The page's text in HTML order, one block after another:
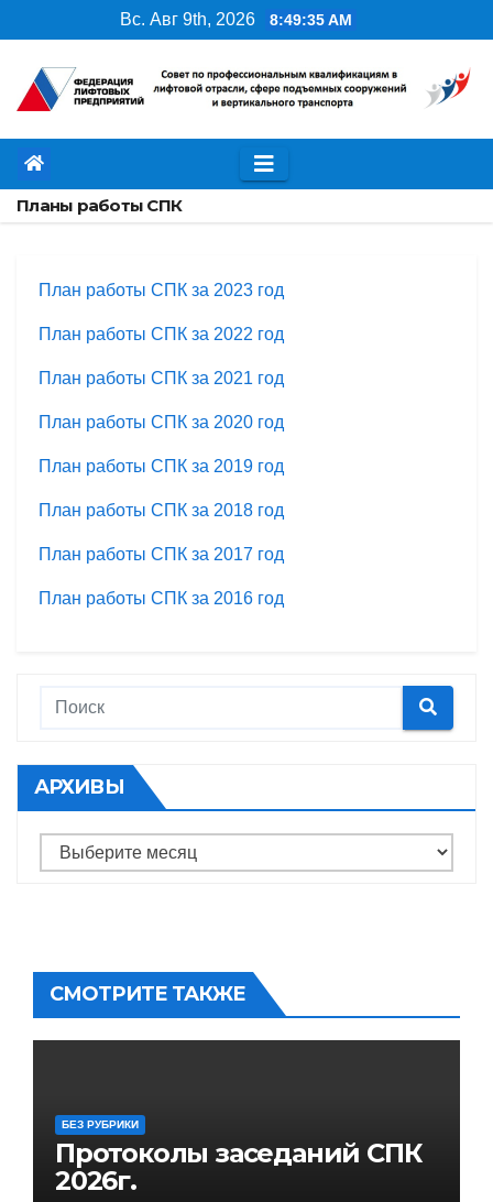
содержимому
Вс. Авг 9th, 2026 8:49:35 AM
Планы работы СПК
План работы СПК за 2023 год
План работы СПК за 2022 год
План работы СПК за 2021 год
План работы СПК за 2020 год
План работы СПК за 2019 год
План работы СПК за 2018 год
План работы СПК за 2017 год
План работы СПК за 2016 год
АРХИВЫ
Архивы
СМОТРИТЕ ТАКЖЕ
БЕЗ РУБРИКИ
Протоколы заседаний СПК
2026г.